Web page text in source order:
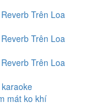
Trên Loa
Trên Loa
Trên Loa
mát ko khí